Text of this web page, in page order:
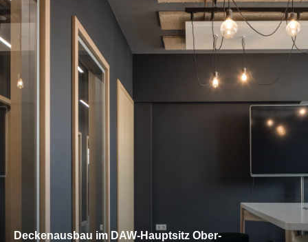
Deckenausbau im DAW-Hauptsitz Ober-